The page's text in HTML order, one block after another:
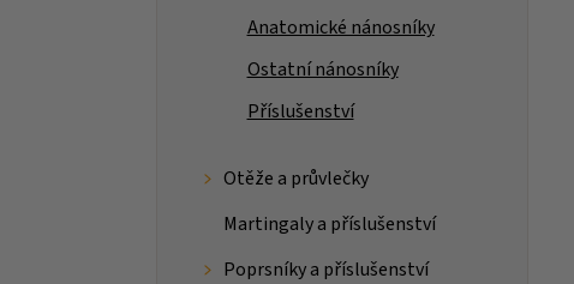
Anatomické nánosníky
Ostatní nánosníky
Příslušenství
Otěže a průvlečky
Martingaly a příslušenství
Poprsníky a příslušenství